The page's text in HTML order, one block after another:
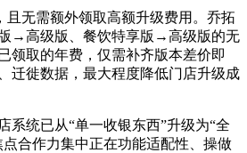
无需额外领取高额升级费用。乔拓
→高级版、餐饮特享版→高级版的无
领取的年费，仅需补齐版本差价即
迁徙数据，最大程度降低门店升级成
统已从“单一收银东西”升级为“全
合作力集中正在功能适配性、操做